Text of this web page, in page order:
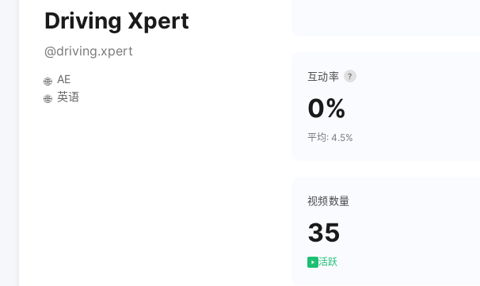
Driving Xpert
@driving.xpert
🌐 AE
🌐 英语
互动率 ?
0%
平均: 4.5%
视频数量
35
活跃